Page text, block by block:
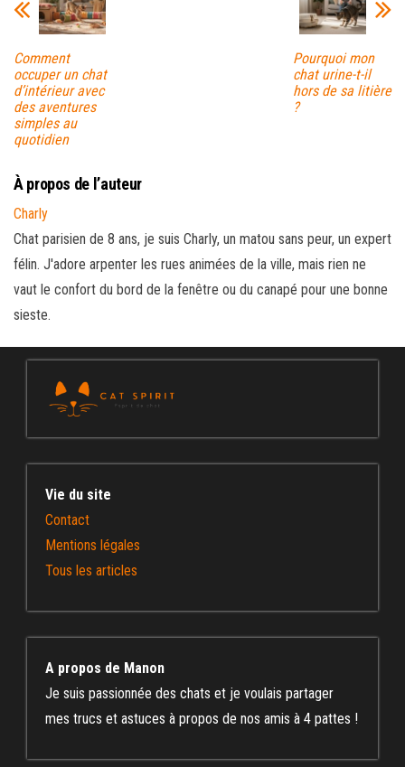
Comment
occuper un chat
d’intérieur avec
des aventures
simples au
quotidien
Pourquoi mon
chat urine-t-il
hors de sa litière
?
À propos de l’auteur
Charly
Chat parisien de 8 ans, je suis Charly, un matou sans peur, un expert
félin. J'adore arpenter les rues animées de la ville, mais rien ne
vaut le confort du bord de la fenêtre ou du canapé pour une bonne
sieste.
Vie du site
Contact
Mentions légales
Tous les articles
A propos de Manon
Je suis passionnée des chats et je voulais partager
mes trucs et astuces à propos de nos amis à 4 pattes !